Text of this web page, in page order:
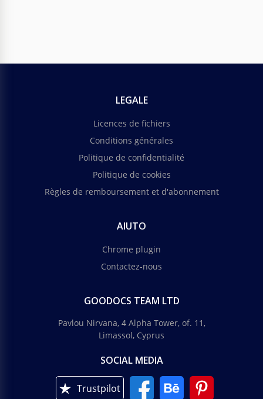
LEGALE
Licences de fichiers
Conditions générales
Politique de confidentialité
Politique de cookies
Règles de remboursement et d'abonnement
AIUTO
Chrome plugin
Contactez-nous
GOODOCS TEAM LTD
Pavlou Nirvana, 4 Alpha Tower, of. 11,
Limassol, Cyprus
SOCIAL MEDIA
Trustpilot